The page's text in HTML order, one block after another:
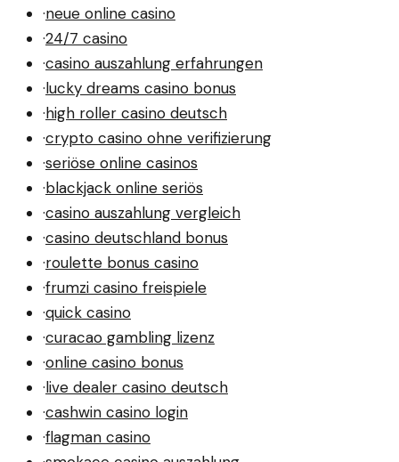
·neue online casino
·24/7 casino
·casino auszahlung erfahrungen
·lucky dreams casino bonus
·high roller casino deutsch
·crypto casino ohne verifizierung
·seriöse online casinos
·blackjack online seriös
·casino auszahlung vergleich
·casino deutschland bonus
·roulette bonus casino
·frumzi casino freispiele
·quick casino
·curacao gambling lizenz
·online casino bonus
·live dealer casino deutsch
·cashwin casino login
·flagman casino